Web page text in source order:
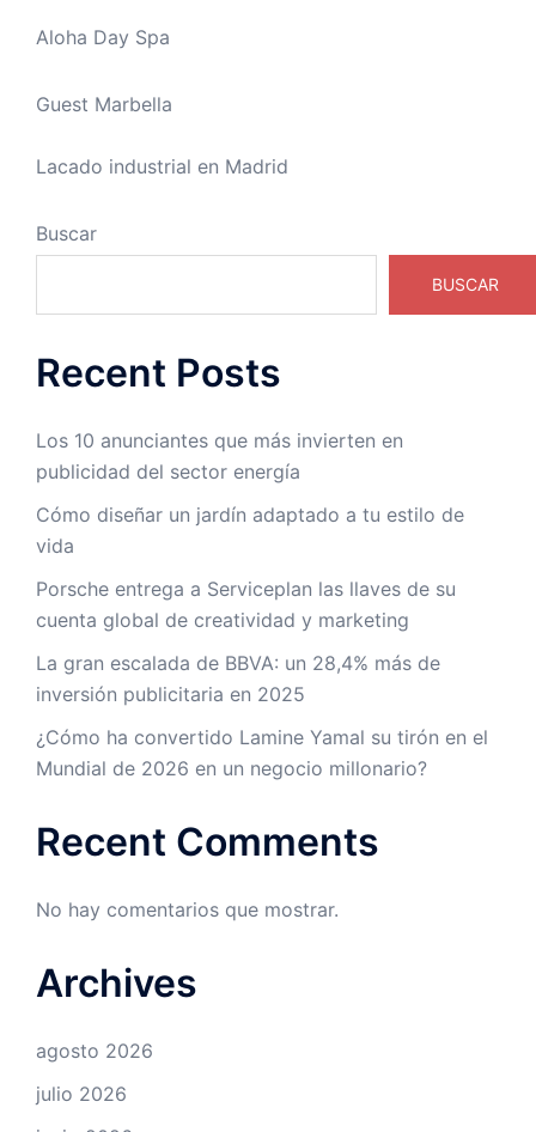
Aloha Day Spa
Guest Marbella
Lacado industrial en Madrid
Buscar
BUSCAR
Recent Posts
Los 10 anunciantes que más invierten en
publicidad del sector energía
Cómo diseñar un jardín adaptado a tu estilo de
vida
Porsche entrega a Serviceplan las llaves de su
cuenta global de creatividad y marketing
La gran escalada de BBVA: un 28,4% más de
inversión publicitaria en 2025
¿Cómo ha convertido Lamine Yamal su tirón en el
Mundial de 2026 en un negocio millonario?
Recent Comments
No hay comentarios que mostrar.
Archives
agosto 2026
julio 2026